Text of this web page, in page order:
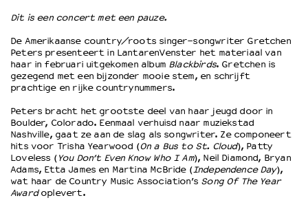
Bereikbaarheid
Kaartverkoop
EDUCATIE
Schoolvoorstellingen
Filmprogramma’s Primair Onderwijs
Filmprogramma’s VO/MBO
Speciale educatieprogramma’s
Dit is een concert met een pauze.
De Amerikaanse country/roots singer-songwriter Gretchen
Peters presenteert in LantarenVenster het materiaal van
haar in februari uitgekomen album Blackbirds. Gretchen is
gezegend met een bijzonder mooie stem, en schrijft
prachtige en rijke countrynummers.
Peters bracht het grootste deel van haar jeugd door in
Boulder, Colorado. Eenmaal verhuisd naar muziekstad
Nashville, gaat ze aan de slag als songwriter. Ze componeert
hits voor Trisha Yearwood (On a Bus to St. Cloud), Patty
Loveless (You Don’t Even Know Who I Am), Neil Diamond, Bryan
Adams, Etta James en Martina McBride (Independence Day),
wat haar de Country Music Association’s Song Of The Year
Awardoplevert.